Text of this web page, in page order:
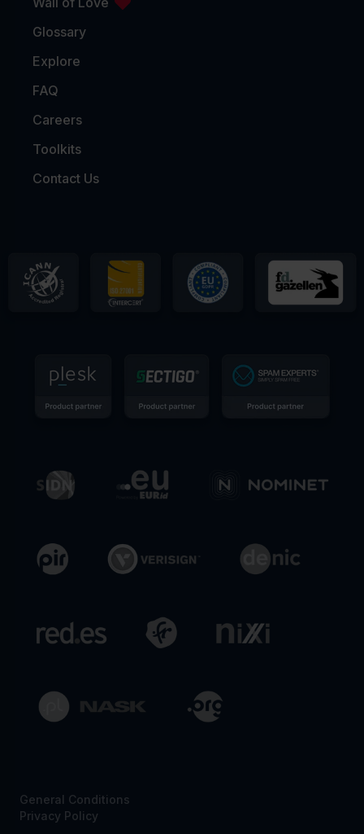
Glossary
Explore
FAQ
Careers
Toolkits
Contact Us
General Conditions
Privacy Policy